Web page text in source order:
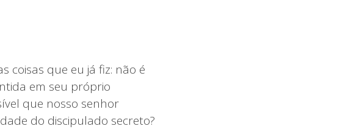
coisas que eu já fiz: não é
em seu próprio
que nosso senhor
do discipulado secreto?